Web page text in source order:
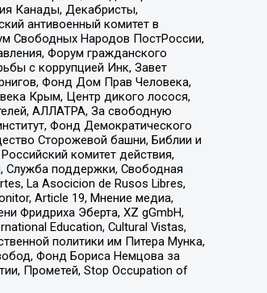
Канады, Декабристы,
антивоенный комитет в
Свободных Народов ПостРоссии,
Форум гражданского
с коррупцией Инк, Завет
Фонд Дом Прав Человека,
Крым, Центр дикого лосося,
АЛЛАТРА, За свободную
Фонд Демократического
Сторожевой башни, Библии и
комитет действия,
Служба поддержки, Свободная
La Asocicion de Rusos Libres,
Article 19, Мнение медиа,
Фридриха Эберта, XZ gGmbH,
Education, Cultural Vistas,
политики им Питера Мунка,
Фонд Бориса Немцова за
Прометей, Stop Occupation of